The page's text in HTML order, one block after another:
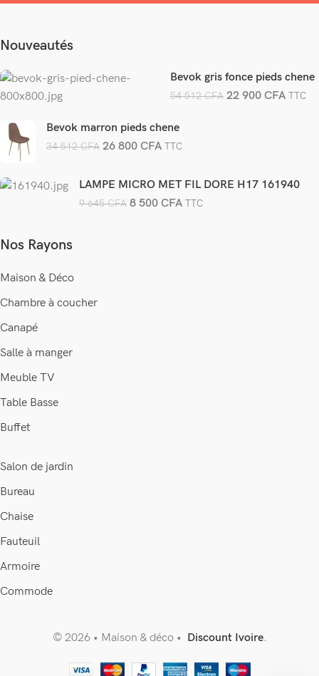
Nouveautés
Bevok gris fonce pieds chene
54 512CFA 22 900 CFA TTC
Bevok marron pieds chene
34 512CFA 26 800CFA TTC
LAMPE MICRO MET FIL DORE H17 161940
9 645CFA 8 500CFA TTC
Nos Rayons
Maison & Déco
Chambre à coucher
Canapé
Salle à manger
Meuble TV
Table Basse
Buffet
Salon de jardin
Bureau
Chaise
Fauteuil
Armoire
Commode
© 2026 • Maison & déco • Discount Ivoire.